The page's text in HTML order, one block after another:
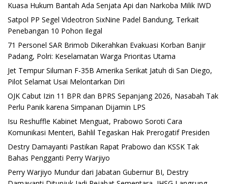
Kuasa Hukum Bantah Ada Senjata Api dan Narkoba Milik IWD
Satpol PP Segel Videotron SixNine Padel Bandung, Terkait
Penebangan 10 Pohon Ilegal
71 Personel SAR Brimob Dikerahkan Evakuasi Korban Banjir
Padang, Polri: Keselamatan Warga Prioritas Utama
Jet Tempur Siluman F-35B Amerika Serikat Jatuh di San Diego,
Pilot Selamat Usai Melontarkan Diri
OJK Cabut Izin 11 BPR dan BPRS Sepanjang 2026, Nasabah Tak
Perlu Panik karena Simpanan Dijamin LPS
Isu Reshuffle Kabinet Menguat, Prabowo Soroti Cara
Komunikasi Menteri, Bahlil Tegaskan Hak Prerogatif Presiden
Destry Damayanti Pastikan Rapat Prabowo dan KSSK Tak
Bahas Pengganti Perry Warjiyo
Perry Warjiyo Mundur dari Jabatan Gubernur BI, Destry